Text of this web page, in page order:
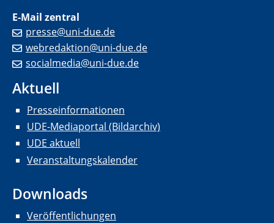
E-Mail zentral
presse@uni-due.de
webredaktion@uni-due.de
socialmedia@uni-due.de
Aktuell
Presseinformationen
UDE-Mediaportal (Bildarchiv)
UDE aktuell
Veranstaltungskalender
Downloads
Veröffentlichungen